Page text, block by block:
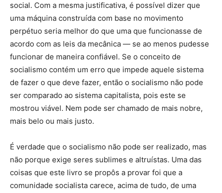
social. Com a mesma justificativa, é possível dizer que
uma máquina construída com base no movimento
perpétuo seria melhor do que uma que funcionasse de
acordo com as leis da mecânica — se ao menos pudesse
funcionar de maneira confiável. Se o conceito de
socialismo contém um erro que impede aquele sistema
de fazer o que deve fazer, então o socialismo não pode
ser comparado ao sistema capitalista, pois este se
mostrou viável. Nem pode ser chamado de mais nobre,
mais belo ou mais justo.
É verdade que o socialismo não pode ser realizado, mas
não porque exige seres sublimes e altruístas. Uma das
coisas que este livro se propôs a provar foi que a
comunidade socialista carece, acima de tudo, de uma